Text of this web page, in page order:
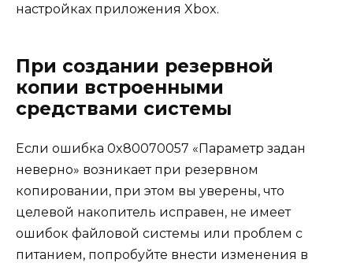
настройках приложения Xbox.
При создании резервной
копии встроенными
средствами системы
Если ошибка 0x80070057 «Параметр задан
неверно» возникает при резервном
копировании, при этом вы уверены, что
целевой накопитель исправен, не имеет
ошибок файловой системы или проблем с
питанием, попробуйте внести изменения в